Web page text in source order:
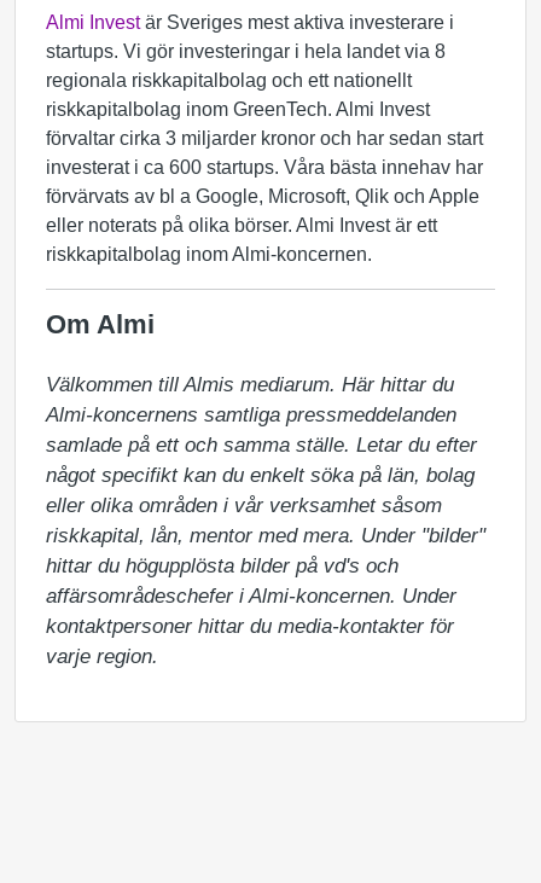
Almi Investär Sveriges mest aktiva investerare i
startups. Vi gör investeringar i hela landet via 8
regionala riskkapitalbolag och ett nationellt
riskkapitalbolag inom GreenTech. Almi Invest
förvaltar cirka 3 miljarder kronor och har sedan start
investerat i ca 600 startups. Våra bästa innehav har
förvärvats av bl a Google, Microsoft, Qlik och Apple
eller noterats på olika börser. Almi Invest är ett
riskkapitalbolag inom Almi-koncernen.
Om Almi
Välkommen till Almis mediarum. Här hittar du
Almi-koncernens samtliga pressmeddelanden
samlade på ett och samma ställe. Letar du efter
något specifikt kan du enkelt söka på län, bolag
eller olika områden i vår verksamhet såsom
riskkapital, lån, mentor med mera. Under "bilder"
hittar du högupplösta bilder på vd's och
affärsområdeschefer i Almi-koncernen. Under
kontaktpersoner hittar du media-kontakter för
varje region.